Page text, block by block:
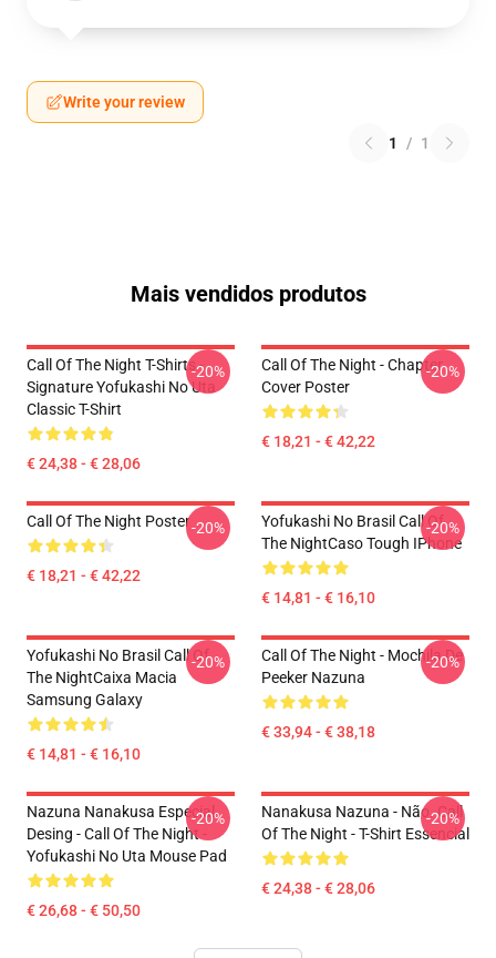
Write your review
1 / 1
Mais vendidos produtos
Call Of The Night T-Shirts -
Signature Yofukashi No Uta
Classic T-Shirt
€ 24,38 - € 28,06
-20%
Call Of The Night - Chapter
Cover Poster
€ 18,21 - € 42,22
-20%
Call Of The Night Poster
€ 18,21 - € 42,22
-20%
Yofukashi No Brasil Call Of
The NightCaso Tough IPhone
€ 14,81 - € 16,10
-20%
Yofukashi No Brasil Call Of
The NightCaixa Macia
Samsung Galaxy
€ 14,81 - € 16,10
-20%
Call Of The Night - Mochila De
Peeker Nazuna
€ 33,94 - € 38,18
-20%
Nazuna Nanakusa Especial
Desing - Call Of The Night -
Yofukashi No Uta Mouse Pad
€ 26,68 - € 50,50
-20%
Nanakusa Nazuna - Não. Call
Of The Night - T-Shirt Essencial
€ 24,38 - € 28,06
-20%